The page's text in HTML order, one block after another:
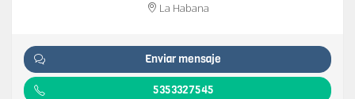
La Habana
Enviar mensaje
5353327545